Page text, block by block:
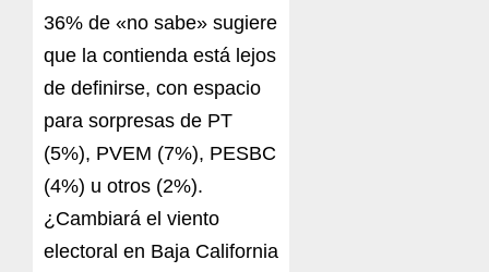
36% de «no sabe» sugiere
que la contienda está lejos
de definirse, con espacio
para sorpresas de PT
(5%), PVEM (7%), PESBC
(4%) u otros (2%).
¿Cambiará el viento
electoral en Baja California